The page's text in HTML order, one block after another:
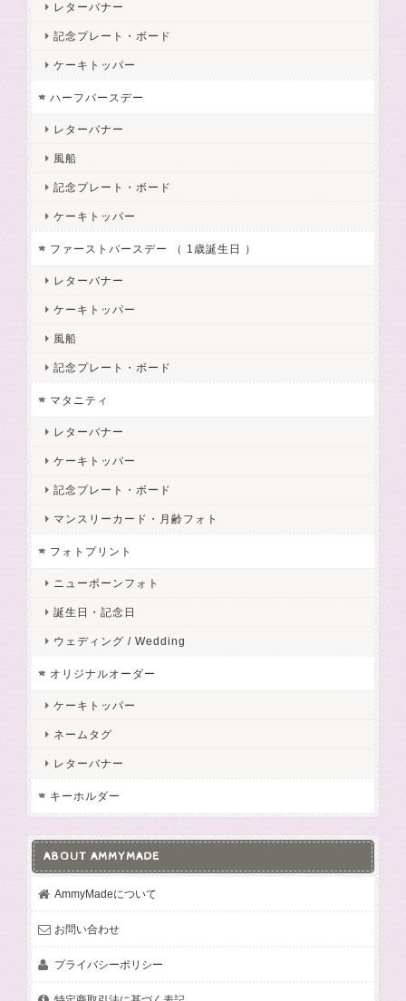
レターバナー
記念プレート・ボード
ケーキトッパー
ハーフバースデー
レターバナー
風船
記念プレート・ボード
ケーキトッパー
ファーストバースデー （ 1歳誕生日 ）
レターバナー
ケーキトッパー
風船
記念プレート・ボード
マタニティ
レターバナー
ケーキトッパー
記念プレート・ボード
マンスリーカード・月齢フォト
フォトプリント
ニューボーンフォト
誕生日・記念日
ウェディング / Wedding
オリジナルオーダー
ケーキトッパー
ネームタグ
レターバナー
キーホルダー
ABOUT AMMYMADE
AmmyMadeについて
お問い合わせ
プライバシーポリシー